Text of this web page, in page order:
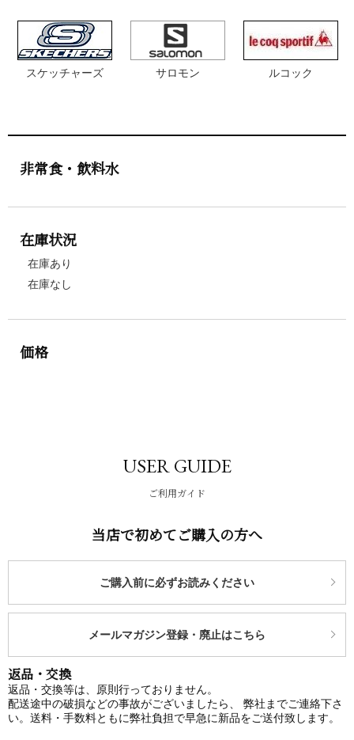
スケッチャーズ サロモン ルコック
非常食・飲料水
在庫状況
在庫あり
在庫なし
価格
USER GUIDE
ご利用ガイド
当店で初めてご購入の方へ
ご購入前に必ずお読みください
メールマガジン登録・廃止はこちら
返品・交換
返品・交換等は、原則行っておりません。
配送途中の破損などの事故がございましたら、 弊社までご連絡下さ
い。送料・手数料ともに弊社負担で早急に新品をご送付致します。